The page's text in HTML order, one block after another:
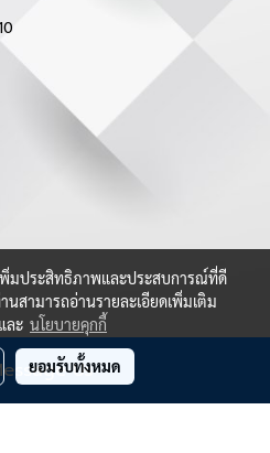
Us
จำกัด - สงวนสิทธิ์ทุกประการ
พิ่มประสิทธิภาพและประสบการณ์ที่ดี
นสามารถอ่านรายละเอียดเพิ่มเติม
และ นโยบายคุกกี้
ยอมรับทั้งหมด